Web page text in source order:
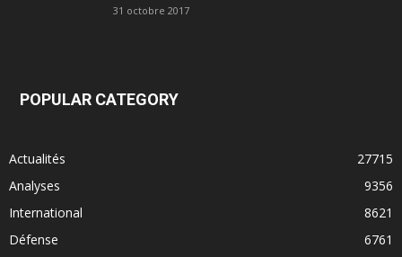
31 octobre 2017
POPULAR CATEGORY
Actualités
27715
Analyses
9356
International
8621
Défense
6761